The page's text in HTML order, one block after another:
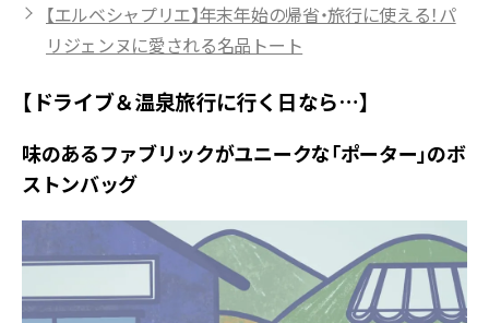
【エルベシャプリエ】年末年始の帰省・旅行に使える！パ
リジェンヌに愛される名品トート
【ドライブ＆温泉旅行に行く日なら…】
味のあるファブリックがユニークな「ポーター」のボ
ストンバッグ